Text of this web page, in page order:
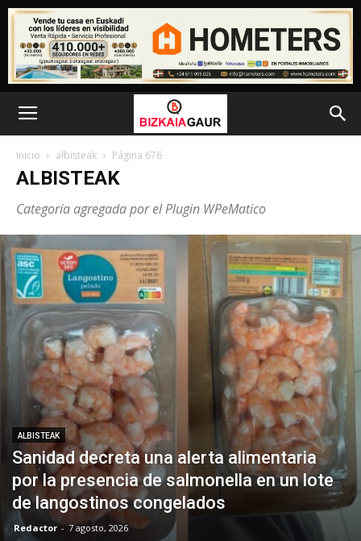
Inicio albisteak Página 676
ALBISTEAK
Categoría agregada por el Plugin WPeMatico
ALBISTEAK
Sanidad decreta una alerta alimentaria
por la presencia de salmonella en un lote
de langostinos congelados
Redactor - 7 agosto, 2026